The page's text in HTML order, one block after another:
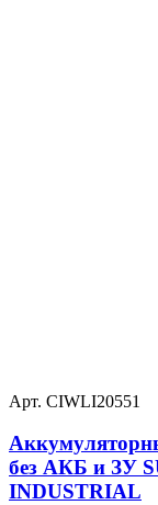
Арт. CIWLI20551
без АКБ и ЗУ
INDUSTRIAL